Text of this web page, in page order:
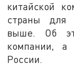
китайской
страны для
выше. Об
компании, а
России.